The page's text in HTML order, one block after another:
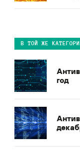
В ТОЙ ЖЕ
год